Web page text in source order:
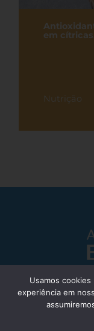
em
Nutrição
Responsável
© Einstein Hospital
Usamos
experiência em